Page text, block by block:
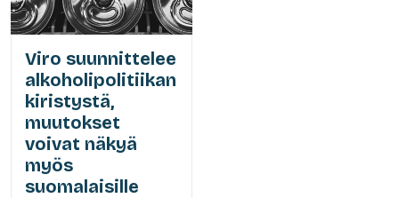
Viro suunnittelee
alkoholipolitiikan
kiristystä,
muutokset
voivat näkyä
myös
suomalaisille